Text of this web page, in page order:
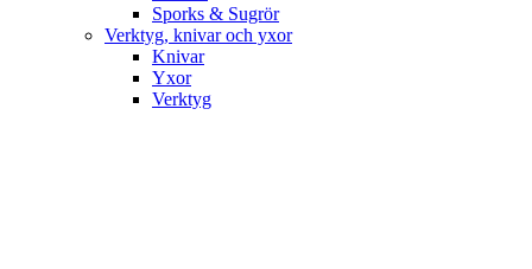
Sporks & Sugrör
Verktyg, knivar och yxor
Knivar
Yxor
Verktyg